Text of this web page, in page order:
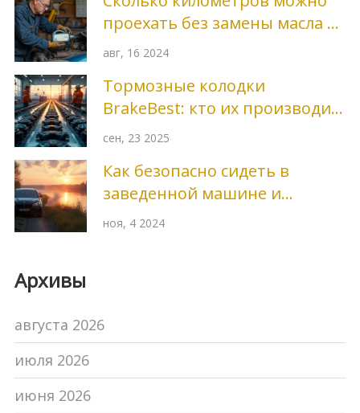
проехать без замены масла в
двигателе
авг, 16 2024
Тормозные колодки
BrakeBest: кто их производит
и чем они отличаются
сен, 23 2025
Как безопасно сидеть в
заведенной машине и
продлить срок службы
ноя, 4 2024
Архивы
августа 2026
июля 2026
июня 2026